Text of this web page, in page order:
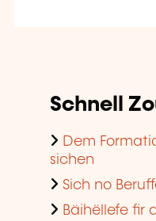
Schnell
Dem
sichen
Sich no
Bäihëllefe fir